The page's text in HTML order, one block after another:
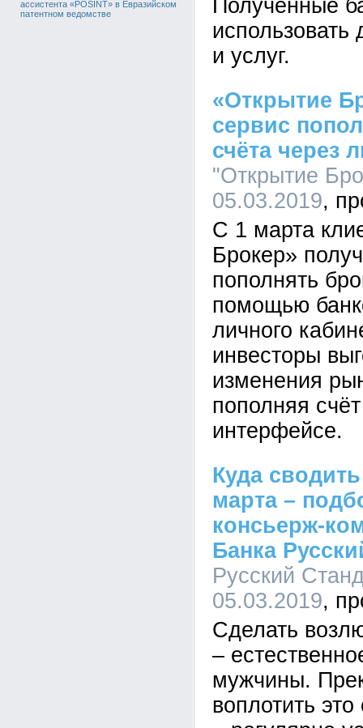
ассистента «POSINT» в Евразийском
патентном ведомстве
Полученные
использовать
и услуг.
«Открытие
сервис
счёта через
"Открытие
05.03.2019
С 1 марта
Брокер»
пополнять
помощью
личного
инвесторы
изменения
пополняя
интерфейсе.
Куда
марта –
консьерж-
Банка
Русский
05.03.2019
Сделать
–
мужчины.
воплотить